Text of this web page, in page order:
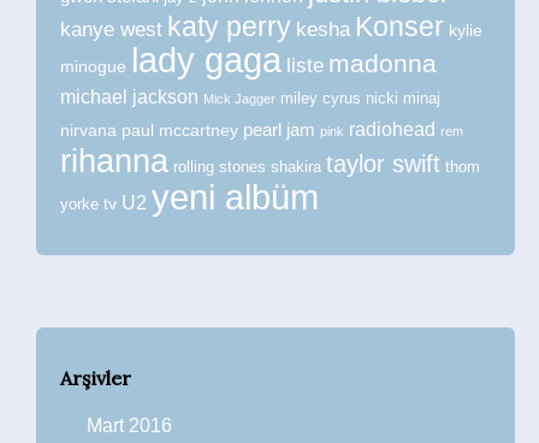
kanye west katy perry kesha Konser kylie
minogue lady gaga liste madonna
michael jackson Mick Jagger miley cyrus nicki minaj
nirvana paul mccartney pearl jam pink radiohead rem
rihanna rolling stones shakira taylor swift thom
yorke tv U2 yeni albüm
Arşivler
Mart 2016